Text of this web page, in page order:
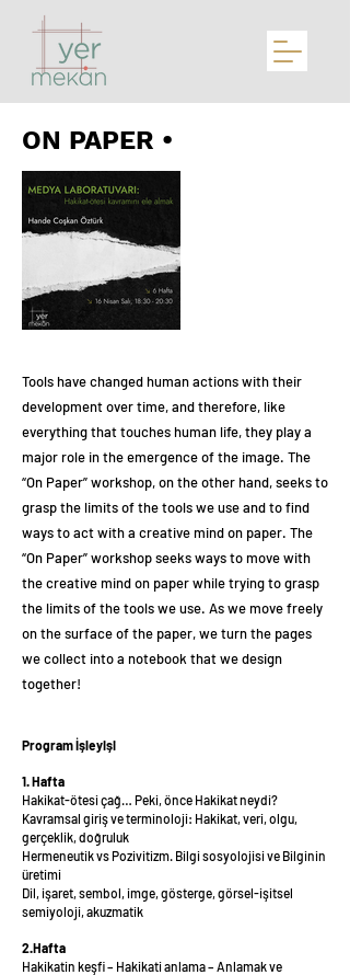
ON PAPER •
Tools have changed human actions with their
development over time, and therefore, like
everything that touches human life, they play a
major role in the emergence of the image. The
“On Paper” workshop, on the other hand, seeks to
grasp the limits of the tools we use and to find
ways to act with a creative mind on paper. The
“On Paper” workshop seeks ways to move with
the creative mind on paper while trying to grasp
the limits of the tools we use. As we move freely
on the surface of the paper, we turn the pages
we collect into a notebook that we design
together!
Program İşleyişi
1. Hafta
Hakikat-ötesi çağ… Peki, önce Hakikat neydi?
Kavramsal giriş ve terminoloji: Hakikat, veri, olgu,
gerçeklik, doğruluk
Hermeneutik vs Pozivitizm. Bilgi sosyolojisi ve Bilginin
üretimi
Dil, işaret, sembol, imge, gösterge, görsel-işitsel
semiyoloji, akuzmatik
2.Hafta
Hakikatin keşfi – Hakikati anlama – Anlamak ve